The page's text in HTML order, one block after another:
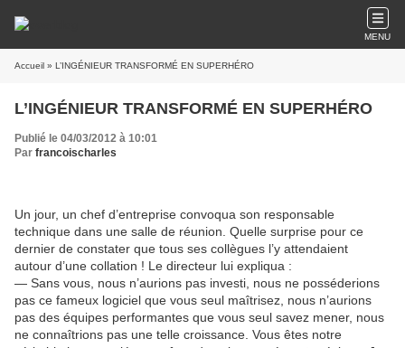
MENU
Accueil » L’INGÉNIEUR TRANSFORMÉ EN SUPERHÉRO
L’INGÉNIEUR TRANSFORMÉ EN SUPERHÉRO
Publié le 04/03/2012 à 10:01
Par francoischarles
Un jour, un chef d’entreprise convoqua son responsable
technique dans une salle de réunion. Quelle surprise pour ce
dernier de constater que tous ses collègues l’y attendaient
autour d’une collation ! Le directeur lui expliqua :
— Sans vous, nous n’aurions pas investi, nous ne posséderions
pas ce fameux logiciel que vous seul maîtrisez, nous n’aurions
pas des équipes performantes que vous seul savez mener, nous
ne connaîtrions pas une telle croissance. Vous êtes notre